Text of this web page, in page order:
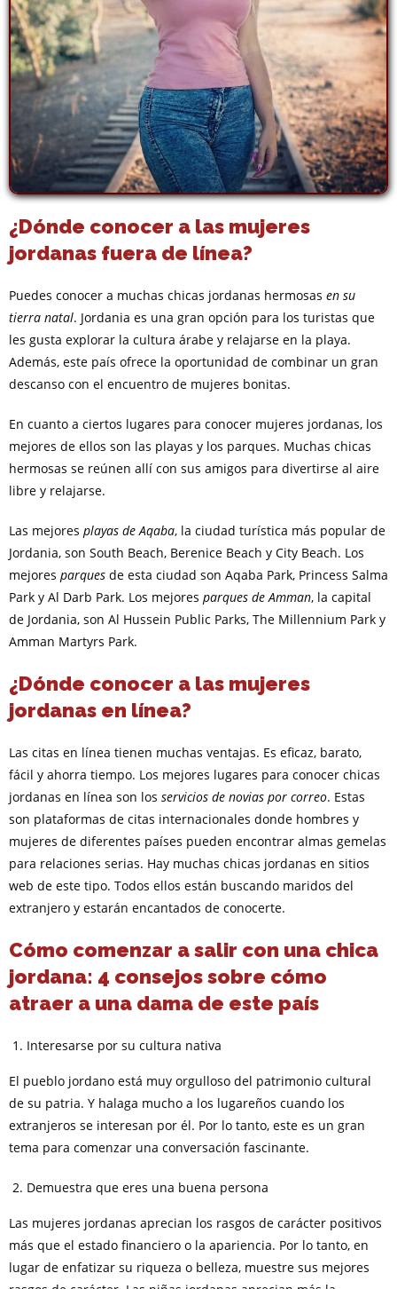
¿Dónde conocer a las mujeres
jordanas fuera de línea?
Puedes conocer a muchas chicas jordanas hermosas en su
tierra natal. Jordania es una gran opción para los turistas que
les gusta explorar la cultura árabe y relajarse en la playa.
Además, este país ofrece la oportunidad de combinar un gran
descanso con el encuentro de mujeres bonitas.
En cuanto a ciertos lugares para conocer mujeres jordanas, los
mejores de ellos son las playas y los parques. Muchas chicas
hermosas se reúnen allí con sus amigos para divertirse al aire
libre y relajarse.
Las mejores playas de Aqaba, la ciudad turística más popular de
Jordania, son South Beach, Berenice Beach y City Beach. Los
mejores parques de esta ciudad son Aqaba Park, Princess Salma
Park y Al Darb Park. Los mejores parques de Amman, la capital
de Jordania, son Al Hussein Public Parks, The Millennium Park y
Amman Martyrs Park.
¿Dónde conocer a las mujeres
jordanas en línea?
Las citas en línea tienen muchas ventajas. Es eficaz, barato,
fácil y ahorra tiempo. Los mejores lugares para conocer chicas
jordanas en línea son los servicios de novias por correo. Estas
son plataformas de citas internacionales donde hombres y
mujeres de diferentes países pueden encontrar almas gemelas
para relaciones serias. Hay muchas chicas jordanas en sitios
web de este tipo. Todos ellos están buscando maridos del
extranjero y estarán encantados de conocerte.
Cómo comenzar a salir con una chica
jordana: 4 consejos sobre cómo
atraer a una dama de este país
Interesarse por su cultura nativa
El pueblo jordano está muy orgulloso del patrimonio cultural
de su patria. Y halaga mucho a los lugareños cuando los
extranjeros se interesan por él. Por lo tanto, este es un gran
tema para comenzar una conversación fascinante.
Demuestra que eres una buena persona
Las mujeres jordanas aprecian los rasgos de carácter positivos
más que el estado financiero o la apariencia. Por lo tanto, en
lugar de enfatizar su riqueza o belleza, muestre sus mejores